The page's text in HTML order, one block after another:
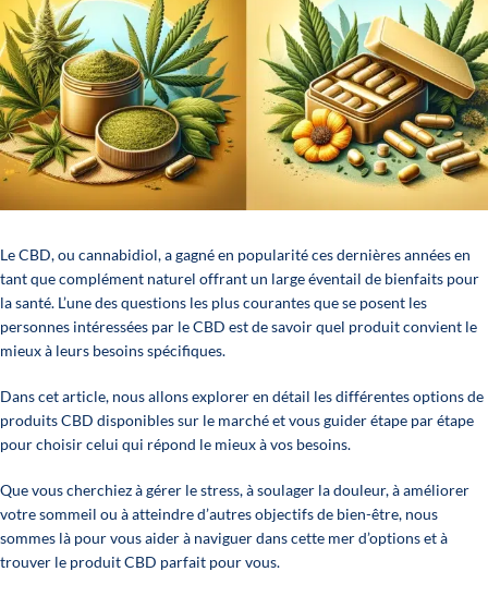
Le CBD, ou cannabidiol, a gagné en popularité ces dernières années en
tant que complément naturel offrant un large éventail de bienfaits pour
la santé. L’une des questions les plus courantes que se posent les
personnes intéressées par le CBD est de savoir quel produit convient le
mieux à leurs besoins spécifiques.
Dans cet article, nous allons explorer en détail les différentes options de
produits CBD disponibles sur le marché et vous guider étape par étape
pour choisir celui qui répond le mieux à vos besoins.
Que vous cherchiez à gérer le stress, à soulager la douleur, à améliorer
votre sommeil ou à atteindre d’autres objectifs de bien-être, nous
sommes là pour vous aider à naviguer dans cette mer d’options et à
trouver le produit CBD parfait pour vous.